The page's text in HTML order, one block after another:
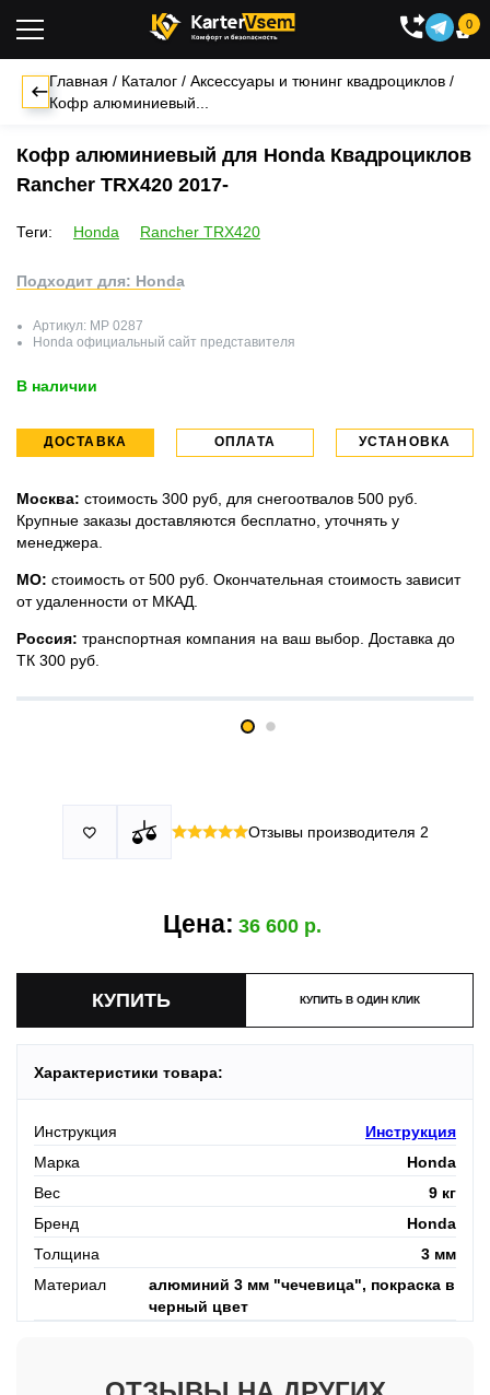

0
Главная / Каталог / Аксессуары и тюнинг квадроциклов /
Кофр алюминиевый...
Кофр алюминиевый для Honda Квадроциклов
Rancher TRX420 2017-
Теги: Honda Rancher TRX420
Подходит для: Honda
Артикул: MP 0287
Honda официальный сайт представителя
В наличии
ДОСТАВКА ОПЛАТА УСТАНОВКА
Москва: стоимость 300 руб, для снегоотвалов 500 руб.
Крупные заказы доставляются бесплатно, уточнять у
менеджера.
МО: стоимость от 500 руб. Окончательная стоимость зависит
от удаленности от МКАД.
Россия: транспортная компания на ваш выбор. Доставка до
ТК 300 руб.
Принимаем все виды оплаты в том числе переводы и СПБ.
По России: оплата производится до момента отгрузки в ТК.
У нас 2 установочных центра:г. Москва, ул. Привольная д 2,
скидка 25%
 Отзывы производителя 2
Цена: 36 600
КУПИТЬ В ОДИН КЛИК
Характеристики товара:
Инструкция
Инструкция
Марка
Honda
Вес
9 кг
Бренд
Honda
Толщина
3 мм
Материал
алюминий 3 мм "чечевица", покраска в
черный цвет